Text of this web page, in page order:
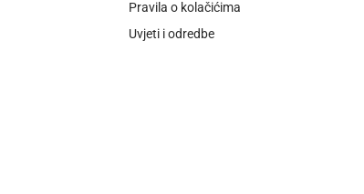
Pravila o kolačićima
Uvjeti i odredbe